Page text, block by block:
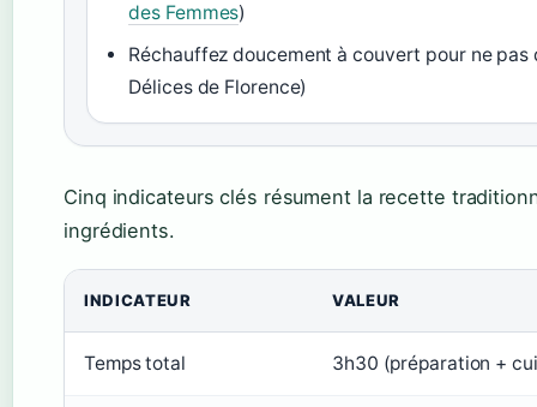
des Femmes)
Réchauffez doucement à couvert pour ne pas
Délices de Florence)
Cinq indicateurs clés résument la recette
ingrédients.
INDICATEUR VALEUR
Temps total 3h30 (préparation +